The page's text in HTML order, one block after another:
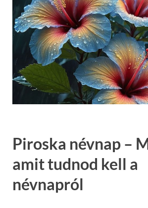
Piroska névnap –
amit tudnod kell a
névnapról